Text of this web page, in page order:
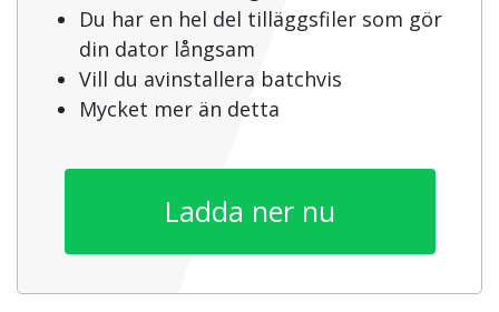
Du har en hel del tilläggsfiler som gör
din dator långsam
Vill du avinstallera batchvis
Mycket mer än detta
Ladda ner nu